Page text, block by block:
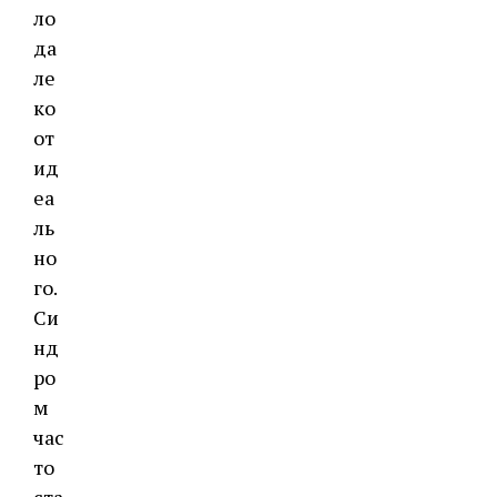
ло
да
ле
ко
от
ид
еа
ль
но
го.
Си
нд
ро
м
час
то